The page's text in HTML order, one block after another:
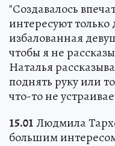
"Создавалось
интересуют
избалованная
чтобы я не
Наталья
поднять руку или
что-то не
15.01Людмила
большим